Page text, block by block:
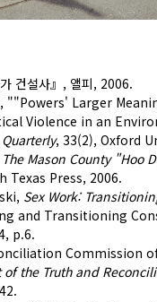
건설사』, 앨피, 2006.
""Powers' Larger
Violence in an
, 33(2), Oxford
The Mason County "Hoo
Press, 2006.
Sex Work:
and Transitioning
p.6.
Commission
the Truth and